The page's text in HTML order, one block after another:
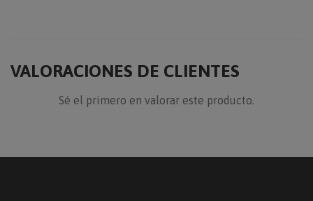
VALORACIONES DE CLIENTES
Sé el primero en valorar este producto.